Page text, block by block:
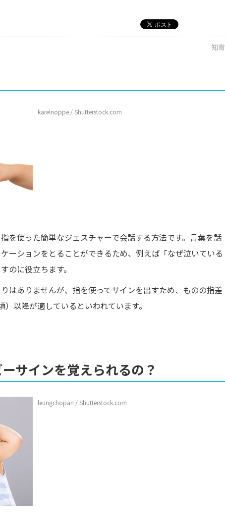
知育
karelnoppe / Shutterstock.com
を使った簡単なジェスチャーで会話する方法です。言葉を話
ーションをとることができるため、例えば「なぜ泣いている
のに役立ちます。
はありませんが、指を使ってサインを出すため、ものの指差
以降が適しているといわれています。
サインを覚えられるの？
leungchopan / Shutterstock.com